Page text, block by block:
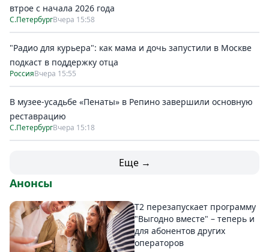
втрое с начала 2026 года
С.ПетербургВчера 15:58
"Радио для курьера": как мама и дочь запустили в Москве
подкаст в поддержку отца
РоссияВчера 15:55
В музее-усадьбе «Пенаты» в Репино завершили основную
реставрацию
С.ПетербургВчера 15:18
Еще →
Анонсы
Т2 перезапускает программу
"Выгодно вместе" – теперь и
для абонентов других
операторов